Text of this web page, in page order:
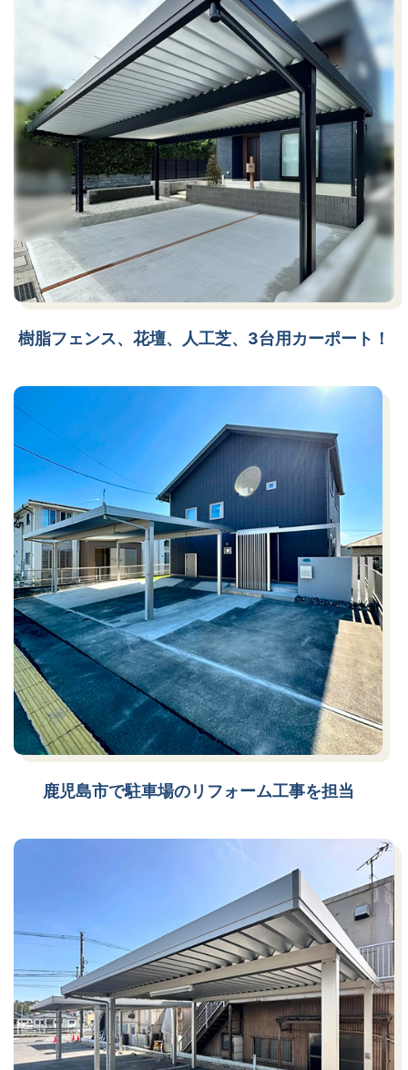
樹脂フェンス、花壇、人工芝、3台用カーポート！
鹿児島市で駐車場のリフォーム工事を担当